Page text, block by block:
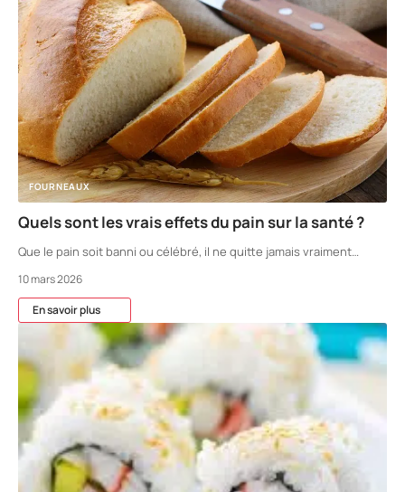
FOURNEAUX
Quels sont les vrais effets du pain sur la santé ?
Que le pain soit banni ou célébré, il ne quitte jamais vraiment…
10 mars 2026
En savoir plus